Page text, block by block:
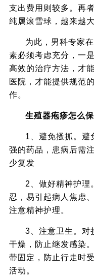
支出费用则较多。再
纯属滚雪球，越来越大
为此，男科专家
素必须考虑充分，一
高效的治疗方法，才
医院，才能提供规范
作。
生殖器疱疹怎么
1、避免搔抓。避
强的药品，患病后需
少复发
2、做好精神护理
忍，易引起病人焦虑
注意精神护理。
3、注意卫生。对
干燥，防止继发感染
带固定，防止行走时
活动。